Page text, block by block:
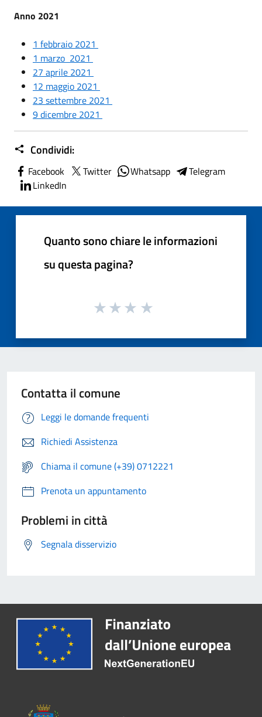
Anno 2021
1 febbraio 2021
1 marzo 2021
27 aprile 2021
12 maggio 2021
23 settembre 2021
9 dicembre 2021
Condividi:
Facebook Twitter Whatsapp
Telegram
LinkedIn
Quanto sono chiare le informazioni
su questa pagina?
Contatta il comune
Leggi le domande frequenti
Richiedi Assistenza
Chiama il comune (+39) 0712221
Prenota un appuntamento
Problemi in città
Segnala disservizio